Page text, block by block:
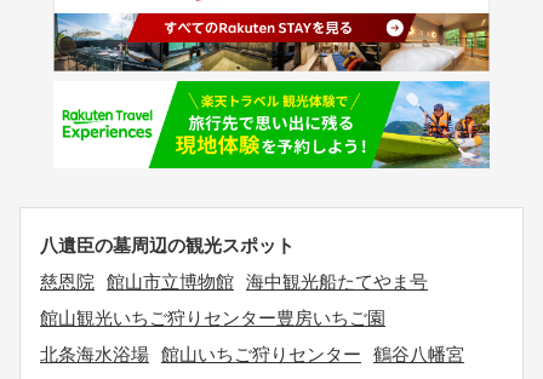
八遺臣の墓周辺の観光スポット
慈恩院
館山市立博物館 海中観光船たてやま号
館山観光いちご狩りセンター豊房いちご園
北条海水浴場 館山いちご狩りセンター
鶴谷八幡宮